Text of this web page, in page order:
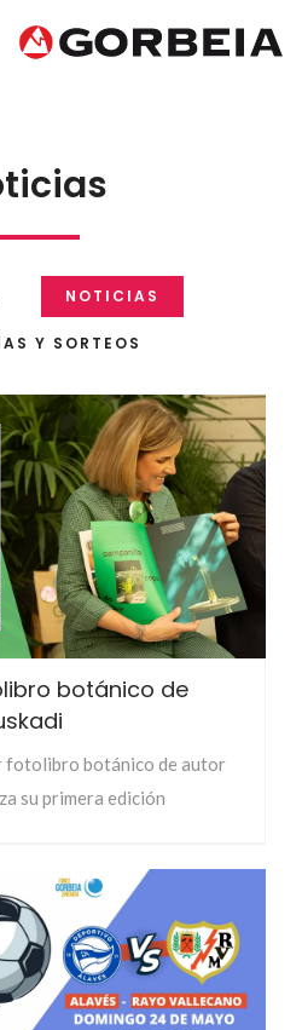
NOTICIAS
Y SORTEOS
botánico de
fotolibro botánico de autor
su primera edición